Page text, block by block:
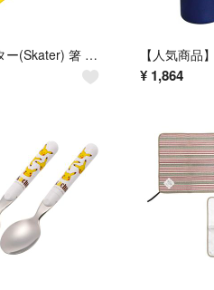
スケーター(Skater) 箸 箸箱 セット 子供用 お弁当 16.5cm 日本
¥ 1,864